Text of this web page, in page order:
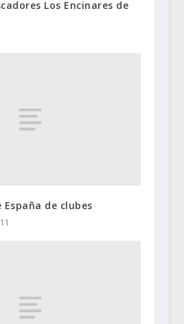
Los Encinares de
de clubes